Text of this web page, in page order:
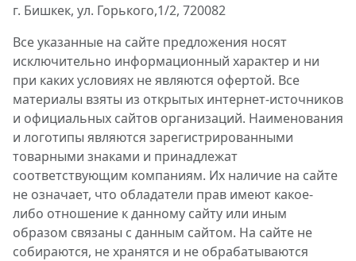
г. Бишкек, ул. Горького,1/2, 720082
Все указанные на сайте предложения носят
исключительно информационный характер и ни
при каких условиях не являются офертой. Все
материалы взяты из открытых интернет-источников
и официальных сайтов организаций. Наименования
и логотипы являются зарегистрированными
товарными знаками и принадлежат
соответствующим компаниям. Их наличие на сайте
не означает, что обладатели прав имеют какое-
либо отношение к данному сайту или иным
образом связаны с данным сайтом. На сайте не
собираются, не хранятся и не обрабатываются